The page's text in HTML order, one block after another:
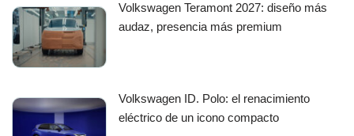
Volkswagen Teramont 2027: diseño más
audaz, presencia más premium
Volkswagen ID. Polo: el renacimiento
eléctrico de un icono compacto